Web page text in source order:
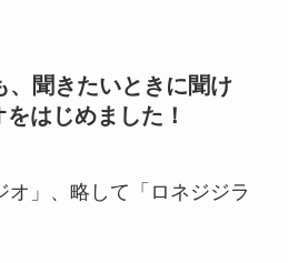
、聞きたいときに聞け
はじめました！
オ」、略して「ロネジジラ